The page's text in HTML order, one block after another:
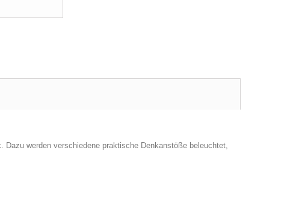
werden verschiedene praktische Denkanstöße beleuchtet,